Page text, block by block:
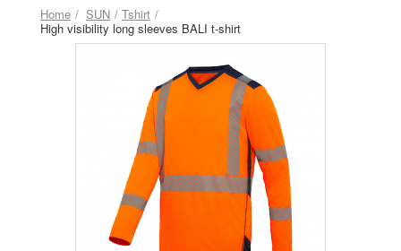
Home SUN
Tshirt
High visibility long sleeves BALI t-shirt